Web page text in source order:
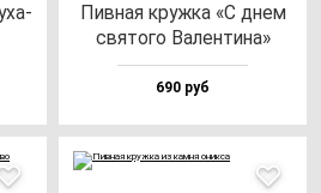
Пив­ная круж­ка «С днем
свя­то­го Вален­ти­на»
690 руб